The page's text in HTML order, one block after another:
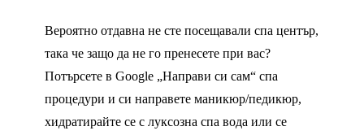
Вероятно отдавна не сте посещавали спа център,
така че защо да не го пренесете при вас?
Потърсете в Google „Направи си сам“ спа
процедури и си направете маникюр/педикюр,
хидратирайте се с луксозна спа вода или се